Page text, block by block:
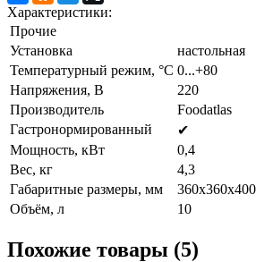
Характеристики:
Прочие
Установка
настольная
Температурный режим, °C 0...+80
Напряжения, В
220
Производитель
Foodatlas
Гастронормированный
✔
Мощность, кВт
0,4
Вес, кг
4,3
Габаритные размеры, мм
360х360х400
Объём, л
10
Похожие товары (5)